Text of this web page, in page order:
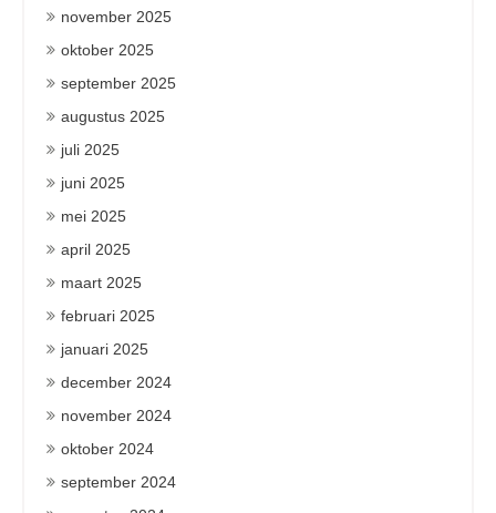
november 2025
oktober 2025
september 2025
augustus 2025
juli 2025
juni 2025
mei 2025
april 2025
maart 2025
februari 2025
januari 2025
december 2024
november 2024
oktober 2024
september 2024